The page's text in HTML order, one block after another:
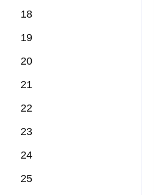
18
19
20
21
22
23
24
25